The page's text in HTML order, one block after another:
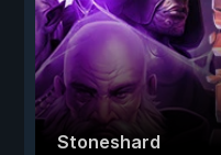
Stoneshard